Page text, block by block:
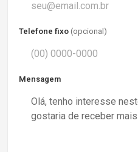
Telefone fixo (opcional)
Mensagem